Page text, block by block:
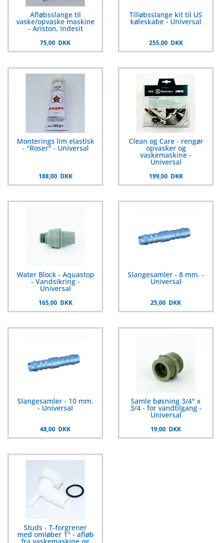
Afløbsslange til
vaske/opvaske maskine
- Ariston, Indesit
75,00 DKK
Tilløbsslange kit til US
køleskabe - Universal
255,00 DKK
Monterings lim elastisk
- "Roser" - Universal
188,00 DKK
Clean og Care - rengør
opvasker og
vaskemaskine -
Universal
199,00 DKK
Water Block - Aquastop
- Vandsikring -
Universal
165,00 DKK
Slangesamler - 8 mm. -
Universal
25,00 DKK
Slangesamler - 10 mm.
- Universal
48,00 DKK
Samle bøsning 3/4" x
3/4 - for vandtilgang -
Universal
19,00 DKK
Studs - T-forgrener
med omløber 1" - afløb